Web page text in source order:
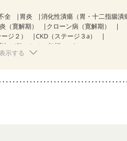
全 胃炎
消化性潰瘍（胃・十二指腸潰
（寛解期）
クローン病（寛解期）
ジ２）
CKD（ステージ３a）
加が気になる（初期）
になる（初期）
示する